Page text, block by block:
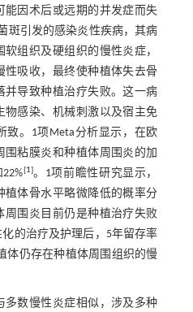
能因术后或远期的并发症而失
斑引发的感染炎性疾病，其病
组织及硬组织的慢性炎症，
性吸收，最终使种植体失去骨
并导致种植治疗失败。这一病
物感染、机械刺激以及宿主免
致。1项Meta分析显示，在欧
粘膜炎和种植体周围炎的加
[1]。1项前瞻性研究显示，
植体骨水平略微降低的概率分
周围炎目前仍是种植治疗失败
的治疗及护理后，5年留存率
体仍存在种植体周围组织的慢
多数慢性炎症相似，涉及多种